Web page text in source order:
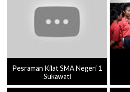
Pesraman Kilat SMA Negeri 1
Sukawati